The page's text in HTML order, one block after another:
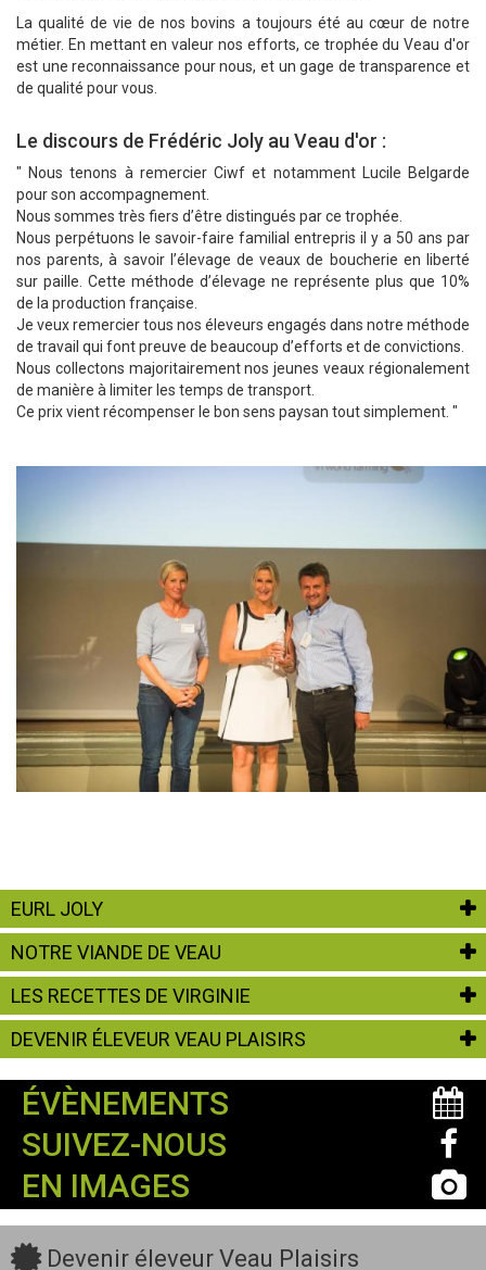
La qualité de vie de nos bovins a toujours été au cœur de notre
métier. En mettant en valeur nos efforts, ce trophée du Veau d'or
est une reconnaissance pour nous, et un gage de transparence et
de qualité pour vous.
Le discours de Frédéric Joly au Veau d'or :
" Nous tenons à remercier Ciwf et notamment Lucile Belgarde
pour son accompagnement.
Nous sommes très fiers d’être distingués par ce trophée.
Nous perpétuons le savoir-faire familial entrepris il y a 50 ans par
nos parents, à savoir l’élevage de veaux de boucherie en liberté
sur paille. Cette méthode d’élevage ne représente plus que 10%
de la production française.
Je veux remercier tous nos éleveurs engagés dans notre méthode
de travail qui font preuve de beaucoup d’efforts et de convictions.
Nous collectons majoritairement nos jeunes veaux régionalement
de manière à limiter les temps de transport.
Ce prix vient récompenser le bon sens paysan tout simplement. "
EURL JOLY
NOTRE VIANDE DE VEAU
LES RECETTES DE VIRGINIE
DEVENIR ÉLEVEUR VEAU PLAISIRS
ÉVÈNEMENTS
SUIVEZ-NOUS
EN IMAGES
Devenir éleveur Veau Plaisirs